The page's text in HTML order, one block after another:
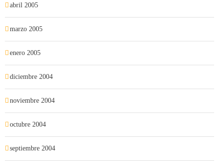
abril 2005
marzo 2005
enero 2005
diciembre 2004
noviembre 2004
octubre 2004
septiembre 2004